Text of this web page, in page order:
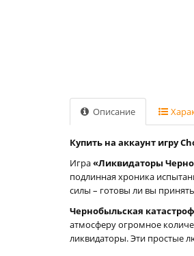
Описание
Купить на аккаунт игру
Игра«Ликвидаторы
подлинная хроника
силы – готовы ли вы
Чернобыльская
атмосферу огромное
ликвидаторы. Эти простые